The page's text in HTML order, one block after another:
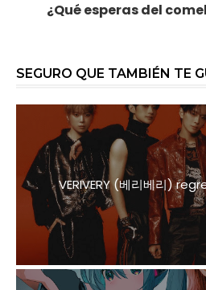
¿Qué esperas del
SEGURO QUE TAMBIÉN TE
VERIVERY (베리베리)